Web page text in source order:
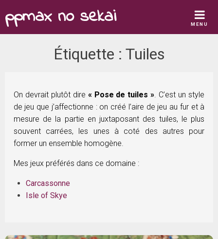
to
content
ppmax no sekai MENU
Étiquette : Tuiles
On devrait plutôt dire « Pose de tuiles » . C’est un style
de jeu que j’affectionne : on créé l’aire de jeu au fur et à
mesure de la partie en juxtaposant des tuiles, le plus
souvent carrées, les unes à coté des autres pour
former un ensemble homogène.
Mes jeux préférés dans ce domaine :
Carcassonne
Isle of Skye